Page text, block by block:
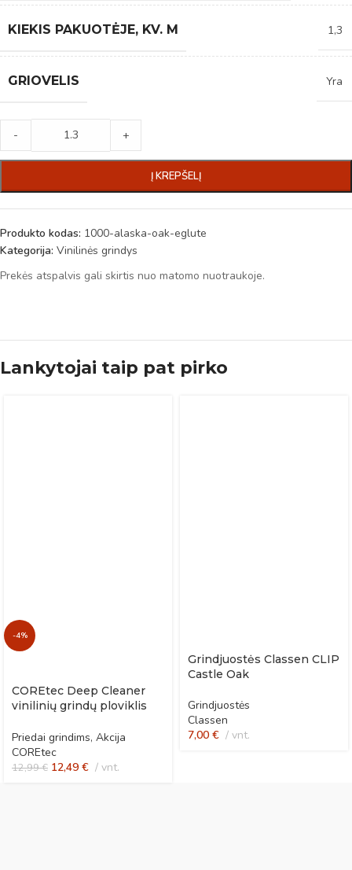
KIEKIS PAKUOTĖJE, KV. M 1,3
GRIOVELIS Yra
- +
Į KREPŠELĮ
Produkto kodas: 1000-alaska-oak-eglute
Kategorija: Vinilinės grindys
Prekės atspalvis gali skirtis nuo matomo nuotraukoje.
Lankytojai taip pat pirko
-4%
COREtec Deep Cleaner
vinilinių grindų ploviklis
Priedai grindims, Akcija
COREtec
12,99€ 12,49 € vnt.
Grindjuostės Classen CLIP
Castle Oak
Grindjuostės
Classen
7,00 € vnt.